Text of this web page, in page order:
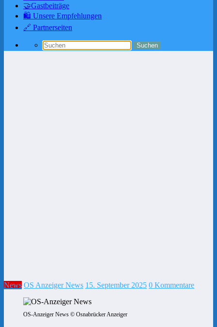
🤝Gastbeiträge
🛍️ Unsere Empfehlungen
🔗 Partnerseiten
News OS Anzeiger News 15. September 2025 0 Kommentare
OS-Anzeiger News © Osnabrücker Anzeiger